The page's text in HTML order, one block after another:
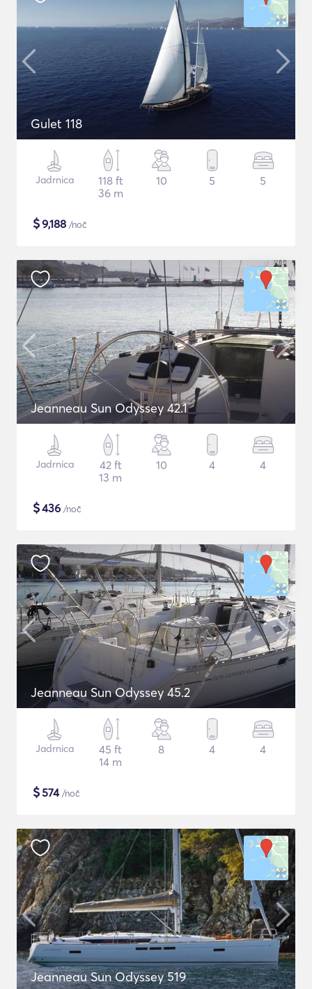
Gulet 118
Jadrnica
118 ft
36 m
10 5 5
$9,188 /noč
Jeanneau Sun Odyssey 42.1
Jadrnica
42 ft
13 m
10 4 4
$436 /noč
Jeanneau Sun Odyssey 45.2
Jadrnica
45 ft
14 m
8 4 4
$574/noč
Jeanneau Sun Odyssey 519